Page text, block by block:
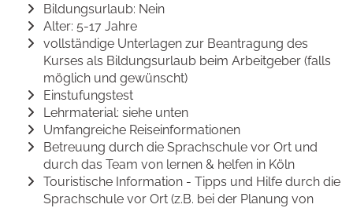
Bildungsurlaub: Nein
Alter: 5-17 Jahre
vollständige Unterlagen zur Beantragung des
Kurses als Bildungsurlaub beim Arbeitgeber (falls
möglich und gewünscht)
Einstufungstest
Lehrmaterial: siehe unten
Umfangreiche Reiseinformationen
Betreuung durch die Sprachschule vor Ort und
durch das Team von lernen & helfen in Köln
Touristische Information - Tipps und Hilfe durch die
Sprachschule vor Ort (z.B. bei der Planung von